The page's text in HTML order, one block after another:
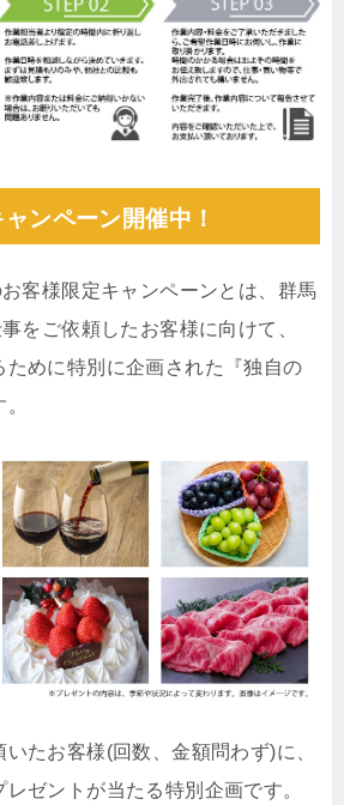
ンペーン開催中！
客様限定キャンペーンとは、群馬
をご依頼したお客様に向けて、
ために特別に企画された『独自の
たお客様(回数、金額問わず)に、
ゼントが当たる特別企画です。